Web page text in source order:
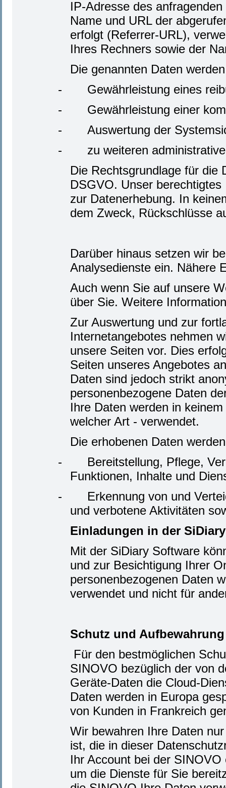
IP-Adresse des
Name und URL der
erfolgt (Referrer-URL),
Ihres Rechners sowie der
Die genannten Daten
-
Gewährleistung eines
-
Gewährleistung einer
-
Auswertung der
-
zu weiteren
Die Rechtsgrundlage für die
DSGVO. Unser
zur Datenerhebung. In
dem Zweck, Rückschlüsse
Darüber hinaus setzen wir
Analysedienste ein. Nähere
Auch wenn Sie auf unsere
über Sie. Weitere
Zur Auswertung und zur
Internetangebotes nehmen
unsere Seiten vor. Dies
Seiten unseres Angebotes
Daten sind jedoch strikt
personenbezogene Daten
Ihre Daten werden in
welcher Art - verwendet.
Die erhobenen Daten
-
Bereitstellung, Pflege,
Funktionen, Inhalte und
-
Erkennung von und
und verbotene Aktivitäten
Einladungen in der
Mit der SiDiary Software
und zur Besichtigung Ihrer
personenbezogenen Daten
verwendet und nicht für
Schutz und
Für den bestmöglichen
SINOVO bezüglich der von
Geräte-Daten die Cloud-
Daten werden in Europa
von Kunden in Frankreich
Wir bewahren Ihre Daten
ist, die in dieser
Ihr Account bei der
um die Dienste für Sie